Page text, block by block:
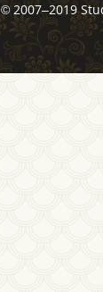
© 2007–2019